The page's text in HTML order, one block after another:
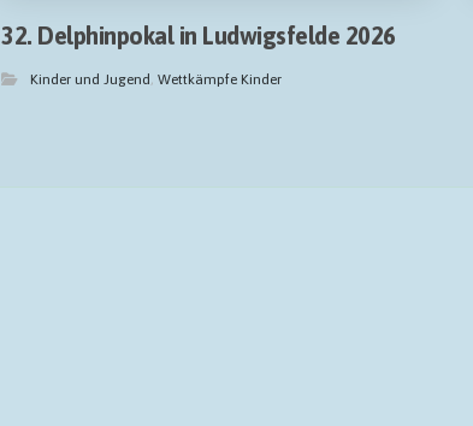
32. Delphinpokal in Ludwigsfelde 2026
Kinder und Jugend,Wettkämpfe Kinder